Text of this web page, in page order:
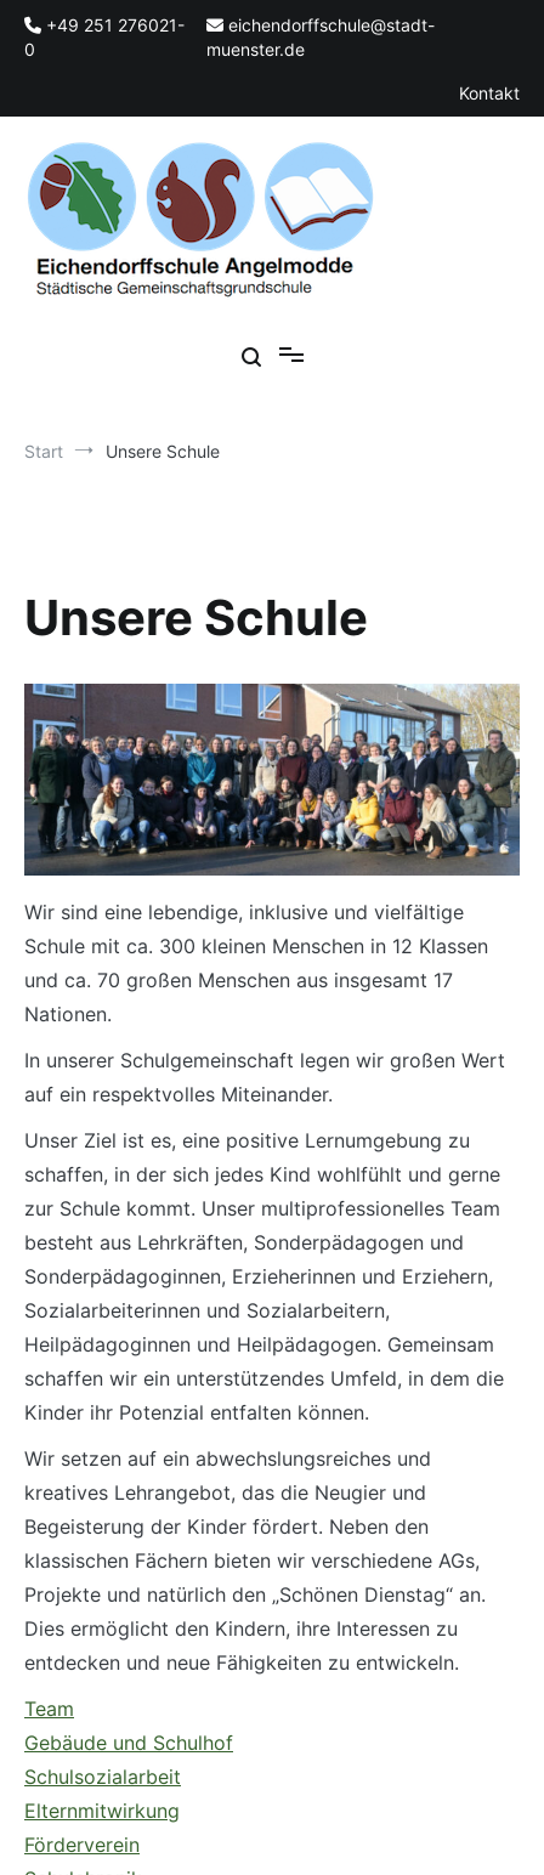
Zum
Inhalt
springen
+49 251 276021-
0
eichendorffschule@stadt-
muenster.de
Kontakt
Start Unsere Schule
Unsere Schule
Wir sind eine lebendige, inklusive und vielfältige
Schule mit ca. 300 kleinen Menschen in 12 Klassen
und ca. 70 großen Menschen aus insgesamt 17
Nationen.
In unserer Schulgemeinschaft legen wir großen Wert
auf ein respektvolles Miteinander.
Unser Ziel ist es, eine positive Lernumgebung zu
schaffen, in der sich jedes Kind wohlfühlt und gerne
zur Schule kommt. Unser multiprofessionelles Team
besteht aus Lehrkräften, Sonderpädagogen und
Sonderpädagoginnen, Erzieherinnen und Erziehern,
Sozialarbeiterinnen und Sozialarbeitern,
Heilpädagoginnen und Heilpädagogen. Gemeinsam
schaffen wir ein unterstützendes Umfeld, in dem die
Kinder ihr Potenzial entfalten können.
Wir setzen auf ein abwechslungsreiches und
kreatives Lehrangebot, das die Neugier und
Begeisterung der Kinder fördert. Neben den
klassischen Fächern bieten wir verschiedene AGs,
Projekte und natürlich den „Schönen Dienstag“ an.
Dies ermöglicht den Kindern, ihre Interessen zu
entdecken und neue Fähigkeiten zu entwickeln.
Team
Gebäude und Schulhof
Schulsozialarbeit
Elternmitwirkung
Förderverein